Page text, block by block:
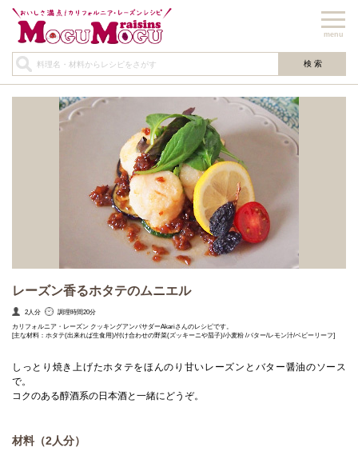
menu
レーズン香るホタテのムニエル
2人分
調理時間20分
カリフォルニア・レーズン クッキングアンバサダーAkariさんのレシピです。
[主な材料：ホタテ(出来れば生食用)/付け合わせの野菜(ズッキーニや茄子)/小麦粉 /バター/レモン汁/ベビーリーフ]
しっとり焼き上げたホタテをほんのり甘いレーズンとバター醤油のソース
で。
コクのある醇酒系の日本酒と一緒にどうぞ。
材料（2人分）